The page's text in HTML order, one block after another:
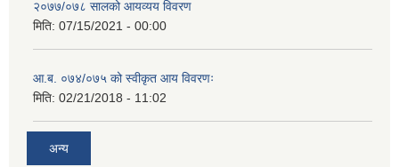
२०७७/०७८ सालको आयव्यय विवरण
मिति: 07/15/2021 - 00:00
आ.ब. ०७४/०७५ को स्वीकृत आय विवरणः
मिति: 02/21/2018 - 11:02
अन्य